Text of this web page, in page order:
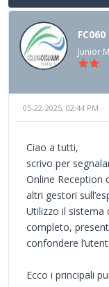
FC060
Junior
05-22-2025, 02:44 PM
Ciao a tutti,
scrivo per
Online Reception
altri gestori
Utilizzo il sistema
completo,
confondere
Ecco i principali